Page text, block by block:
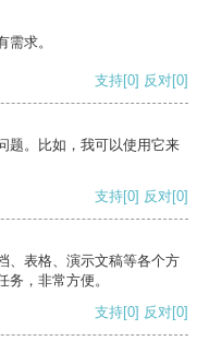
求。
支持[0] 反对[0]
题。比如，我可以使用它来
支持[0] 反对[0]
、表格、演示文稿等各个方
，非常方便。
支持[0] 反对[0]